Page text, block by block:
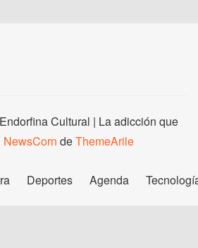
Cultural | La adicción que
NewsCorn deThemeArile
Deportes Agenda